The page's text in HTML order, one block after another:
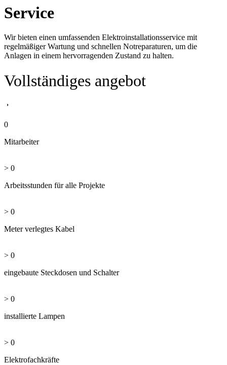
Service
Wir bieten einen umfassenden Elektroinstallationsservice mit
regelmäßiger Wartung und schnellen Notreparaturen, um die
Anlagen in einem hervorragenden Zustand zu halten.
Vollständiges angebot
0
Mitarbeiter
> 0
Arbeitsstunden für alle Projekte
> 0
Meter verlegtes Kabel
> 0
eingebaute Steckdosen und Schalter
> 0
installierte Lampen
> 0
Elektrofachkräfte